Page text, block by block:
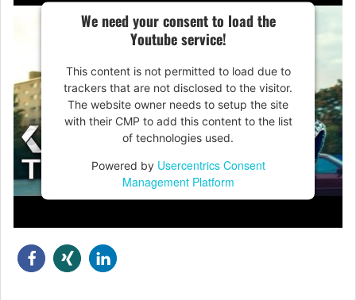
We need your consent to load the
Youtube service!
This content is not permitted to load due to
trackers that are not disclosed to the visitor.
The website owner needs to setup the site
with their CMP to add this content to the list
of technologies used.
Powered by Usercentrics Consent
Management Platform